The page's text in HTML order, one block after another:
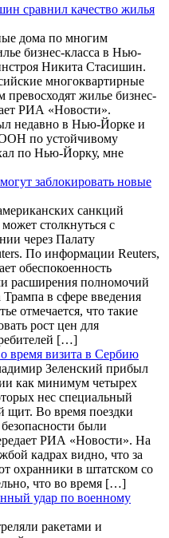
сравнил качество жилья
дома по многим
бизнес-класса в Нью-
Никита Стасишин.
многоквартирные
жилье бизнес-
РИА «Новости».
недавно в Нью-Йорке и
ООН по устойчивому
по Нью-Йорку, мне
заблокировать новые
санкций
столкнуться с
через Палату
По информации Reuters,
обеспокоенность
расширения полномочий
в сфере введения
отмечается, что такие
рост цен для
[…]
время визита в Сербию
Зеленский прибыл
как минимум четырех
нес специальный
щит. Во время поездки
были
РИА «Новости». На
кадрах видно, что за
охранники в штатском со
что во время […]
удар по военному
ракетами и